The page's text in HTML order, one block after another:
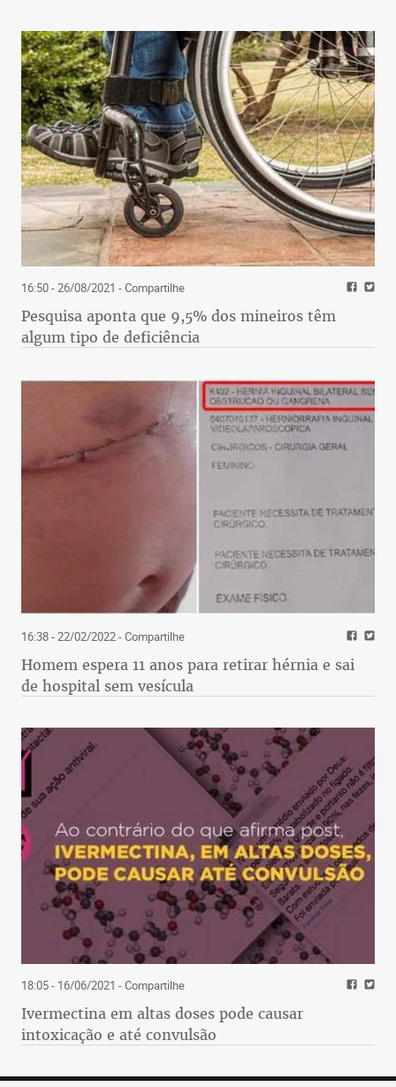
16:50 - 26/08/2021 - Compartilhe
Pesquisa aponta que 9,5% dos mineiros têm
algum tipo de deficiência
16:38 - 22/02/2022- Compartilhe
Homem espera 11 anos para retirar hérnia e sai
de hospital sem vesícula
18:05 - 16/06/2021 - Compartilhe
Ivermectina em altas doses pode causar
intoxicação e até convulsão